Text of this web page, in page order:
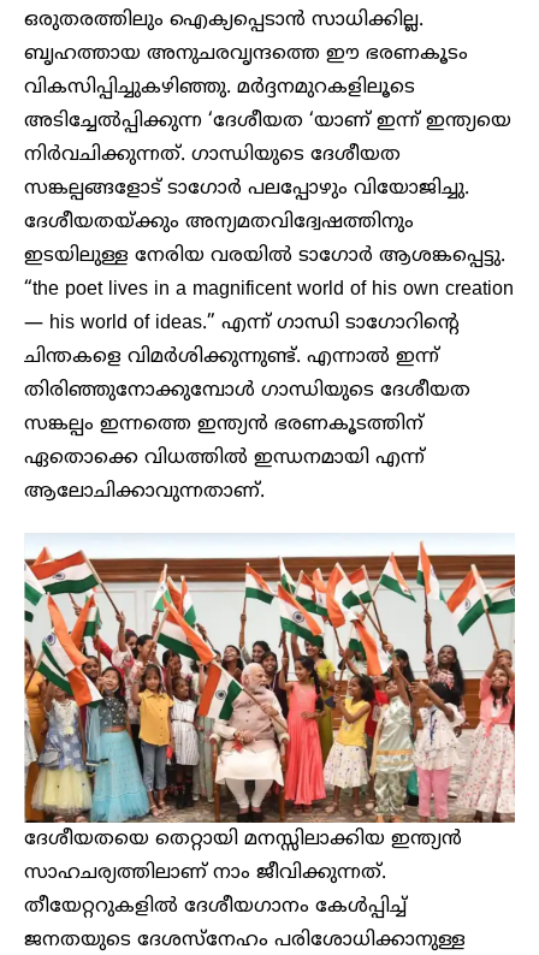
ഒരുതരത്തിലും ഐക്യപ്പെടാന്‍ സാധിക്കില്ല.
ബൃഹത്തായ അനുചരവൃന്ദത്തെ ഈ ഭരണകൂടം
വികസിപ്പിച്ചുകഴിഞ്ഞു. മര്‍ദ്ദനമുറകളിലൂടെ
അടിച്ചേല്‍പ്പിക്കുന്ന ‘ദേശീയത ‘യാണ് ഇന്ന് ഇന്ത്യയെ
നിര്‍വചിക്കുന്നത്. ഗാന്ധിയുടെ ദേശീയത
സങ്കല്പങ്ങളോട് ടാഗോര്‍ പലപ്പോഴും വിയോജിച്ചു.
ദേശീയതയ്ക്കും അന്യമതവിദ്വേഷത്തിനും
ഇടയിലുള്ള നേരിയ വരയില്‍ ടാഗോര്‍ ആശങ്കപ്പെട്ടു.
“the poet lives in a magnificent world of his own creation
— his world of ideas.” എന്ന് ഗാന്ധി ടാഗോറിന്റെ
ചിന്തകളെ വിമര്‍ശിക്കുന്നുണ്ട്. എന്നാല്‍ ഇന്ന്
തിരിഞ്ഞുനോക്കുമ്പോള്‍ ഗാന്ധിയുടെ ദേശീയത
സങ്കല്പം ഇന്നത്തെ ഇന്ത്യന്‍ ഭരണകൂടത്തിന്
ഏതൊക്കെ വിധത്തില്‍ ഇന്ധനമായി എന്ന്
ആലോചിക്കാവുന്നതാണ്.
ദേശീയതയെ തെറ്റായി മനസ്സിലാക്കിയ ഇന്ത്യന്‍
സാഹചര്യത്തിലാണ് നാം ജീവിക്കുന്നത്.
തീയേറ്ററുകളില്‍ ദേശീയഗാനം കേള്‍പ്പിച്ച്
ജനതയുടെ ദേശസ്നേഹം പരിശോധിക്കാനുള്ള